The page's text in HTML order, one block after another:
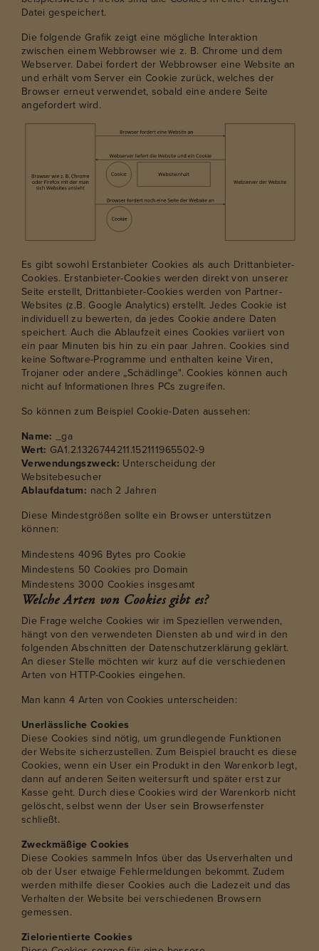
Datei gespeichert.
Die folgende Grafik zeigt eine mögliche Interaktion
zwischen einem Webbrowser wie z. B. Chrome und dem
Webserver. Dabei fordert der Webbrowser eine Website an
und erhält vom Server ein Cookie zurück, welches der
Browser erneut verwendet, sobald eine andere Seite
angefordert wird.
Es gibt sowohl Erstanbieter Cookies als auch Drittanbieter-
Cookies. Erstanbieter-Cookies werden direkt von unserer
Seite erstellt, Drittanbieter-Cookies werden von Partner-
Websites (z.B. Google Analytics) erstellt. Jedes Cookie ist
individuell zu bewerten, da jedes Cookie andere Daten
speichert. Auch die Ablaufzeit eines Cookies variiert von
ein paar Minuten bis hin zu ein paar Jahren. Cookies sind
keine Software-Programme und enthalten keine Viren,
Trojaner oder andere „Schädlinge". Cookies können auch
nicht auf Informationen Ihres PCs zugreifen.
So können zum Beispiel Cookie-Daten aussehen:
Name: _ga
Wert: GA1.2.1326744211.152111965502-9
Verwendungszweck: Unterscheidung der
Websitebesucher
Ablaufdatum: nach 2 Jahren
Diese Mindestgrößen sollte ein Browser unterstützen
können:
Mindestens 4096 Bytes pro Cookie
Mindestens 50 Cookies pro Domain
Mindestens 3000 Cookies insgesamt
Welche Arten von Cookies gibt es?
Die Frage welche Cookies wir im Speziellen verwenden,
hängt von den verwendeten Diensten ab und wird in den
folgenden Abschnitten der Datenschutzerklärung geklärt.
An dieser Stelle möchten wir kurz auf die verschiedenen
Arten von HTTP-Cookies eingehen.
Man kann 4 Arten von Cookies unterscheiden:
Unerlässliche Cookies
Diese Cookies sind nötig, um grundlegende Funktionen
der Website sicherzustellen. Zum Beispiel braucht es diese
Cookies, wenn ein User ein Produkt in den Warenkorb legt,
dann auf anderen Seiten weitersurft und später erst zur
Kasse geht. Durch diese Cookies wird der Warenkorb nicht
gelöscht, selbst wenn der User sein Browserfenster
schließt.
Zweckmäßige Cookies
Diese Cookies sammeln Infos über das Userverhalten und
ob der User etwaige Fehlermeldungen bekommt. Zudem
werden mithilfe dieser Cookies auch die Ladezeit und das
Verhalten der Website bei verschiedenen Browsern
gemessen.
Zielorientierte Cookies